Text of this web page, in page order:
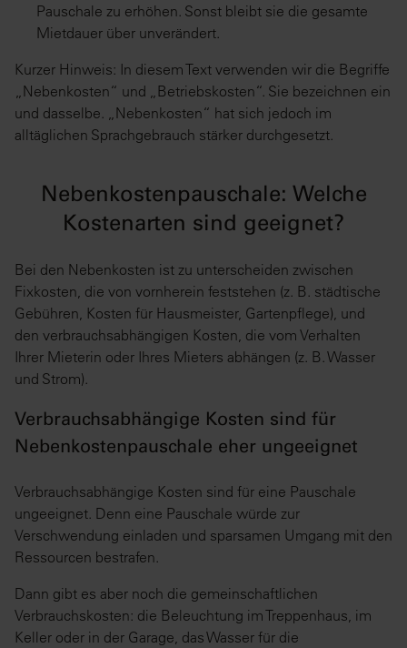
Pauschale zu erhöhen. Sonst bleibt sie die gesamte
Mietdauer über unverändert.
Kurzer Hinweis: In diesem Text verwenden wir die Begriffe
„Nebenkosten“ und „Betriebskosten“. Sie bezeichnen ein
und dasselbe. „Nebenkosten“ hat sich jedoch im
alltäglichen Sprachgebrauch stärker durchgesetzt.
Nebenkostenpauschale: Welche
Kostenarten sind geeignet?
Bei den Nebenkosten ist zu unterscheiden zwischen
Fixkosten, die von vornherein feststehen (z. B. städtische
Gebühren, Kosten für Hausmeister, Gartenpflege), und
den verbrauchsabhängigen Kosten, die vom Verhalten
Ihrer Mieterin oder Ihres Mieters abhängen (z. B. Wasser
und Strom).
Verbrauchsabhängige Kosten sind für
Nebenkostenpauschale eher ungeeignet
Verbrauchsabhängige Kosten sind für eine Pauschale
ungeeignet. Denn eine Pauschale würde zur
Verschwendung einladen und sparsamen Umgang mit den
Ressourcen bestrafen.
Dann gibt es aber noch die gemeinschaftlichen
Verbrauchskosten: die Beleuchtung im Treppenhaus, im
Keller oder in der Garage, das Wasser für die